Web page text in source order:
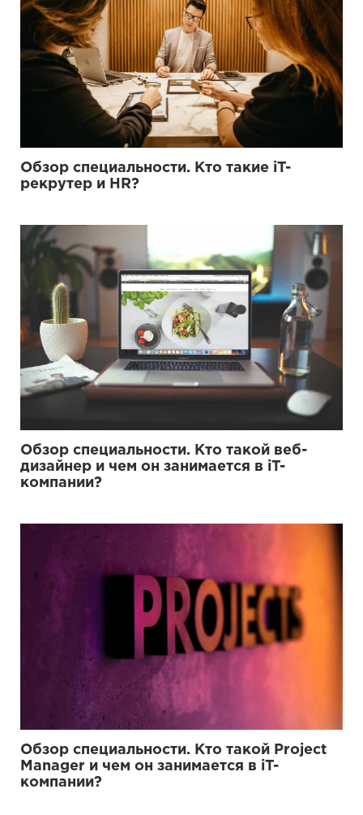
Обзор специальности. Кто такие iT-
рекрутер и HR?
Обзор специальности. Кто такой веб-
дизайнер и чем он занимается в iT-
компании?
Обзор специальности. Кто такой Project
Manager и чем он занимается в iT-
компании?